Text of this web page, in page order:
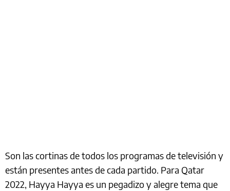
Son las cortinas de todos los programas de televisión y
están presentes antes de cada partido. Para Qatar
2022, Hayya Hayya es un pegadizo y alegre tema que